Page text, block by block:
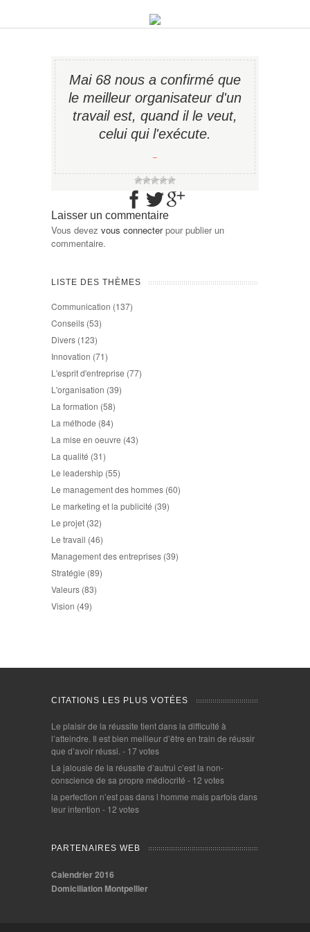
Mai 68 nous a confirmé que
le meilleur organisateur d'un
travail est, quand il le veut,
celui qui l'exécute.
−
Laisser un commentaire
Vous devez vous connecterpour publier un
commentaire.
LISTE DES THÈMES
Communication (137)
Conseils (53)
Divers (123)
Innovation (71)
L'esprit d'entreprise (77)
L'organisation (39)
La formation (58)
La méthode (84)
La mise en oeuvre (43)
La qualité (31)
Le leadership (55)
Le management des hommes (60)
Le marketing et la publicité (39)
Le projet (32)
Le travail (46)
Management des entreprises (39)
Stratégie (89)
Valeurs (83)
Vision (49)
CITATIONS LES PLUS VOTÉES
Le plaisir de la réussite tient dans la difficulté à
l’atteindre. Il est bien meilleur d’être en train de réussir
que d’avoir réussi. - 17 votes
La jalousie de la réussite d’autrui c’est la non-
conscience de sa propre médiocrité - 12 votes
la perfection n’est pas dans l homme mais parfois dans
leur intention - 12 votes
PARTENAIRES WEB
Calendrier 2016
Domiciliation Montpellier